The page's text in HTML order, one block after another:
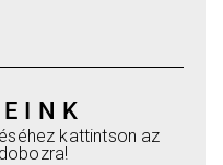
kattintson az